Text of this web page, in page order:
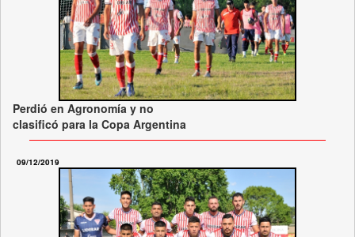
Perdió en Agronomía y no
clasificó para la Copa Argentina
09/12/2019